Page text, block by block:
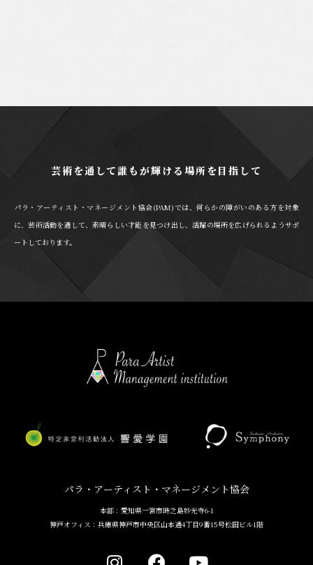
芸術を通して誰もが輝ける場所を目指して
パラ・アーティスト・マネージメント協会(PAM)では、何らかの障がいのある方を対象
に、芸術活動を通して、素晴らしい才能を見つけ出し、活躍の場所を広げられるようサポ
ートしております。
パラ・アーティスト・マネージメント協会
本部：愛知県一宮市時之島妙光寺6-1
神戸オフィス：兵庫県神戸市中央区山本通4丁目9番15号松田ビル1階